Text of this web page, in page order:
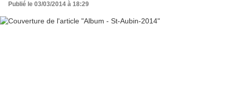
Publié le 03/03/2014 à 18:29